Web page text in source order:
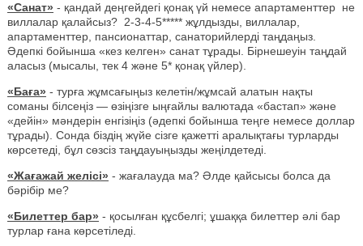
«Санат» - қандай деңгейдегі қонақ үй немесе апартаменттер не
виллалар қалайсыз? 2-3-4-5***** жұлдызды, виллалар,
апартаменттер, пансионаттар, санаторийлерді таңдаңыз.
Әдепкі бойынша «кез келген» санат тұрады. Бірнешеуін таңдай
аласыз (мысалы, тек 4 және 5* қонақ үйлер).
«Баға» - турға жұмсағыңыз келетін/жұмсай алатын нақты
соманы білсеңіз — өзіңізге ыңғайлы валютада «бастап» және
«дейін» мәндерін енгізіңіз (әдепкі бойынша теңге немесе доллар
тұрады). Сонда біздің жүйе сізге қажетті аралықтағы турларды
көрсетеді, бұл сөзсіз таңдауыңызды жеңілдетеді.
«Жағажай желісі» - жағалауда ма? Әлде қайсысы болса да
бәрібір ме?
«Билеттер бар» - қосылған құсбелгі; ұшаққа билеттер әлі бар
турлар ғана көрсетіледі.